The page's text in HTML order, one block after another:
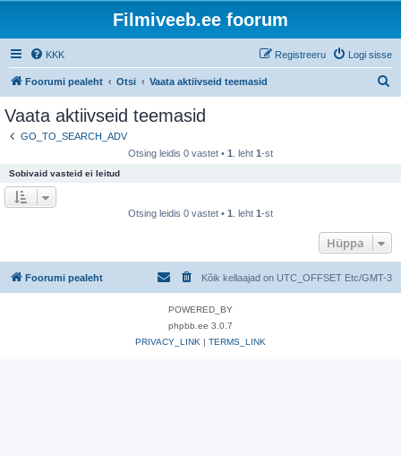
Filmiveeb.ee foorum
KKK Logi sisse
Registreeru
Foorumi pealeht Otsi Vaata aktiivseid teemasid
Vaata aktiivseid teemasid
GO_TO_SEARCH_ADV
Otsing leidis 0 vastet • 1 . leht 1-st
Sobivaid vasteid ei leitud
Otsing leidis 0 vastet • 1 . leht 1-st
Hüppa
Foorumi pealeht Kõik kellaajad on UTC_OFFSET Etc/GMT-3
POWERED_BY
phpbb.ee 3.0.7
PRIVACY_LINK | TERMS_LINK